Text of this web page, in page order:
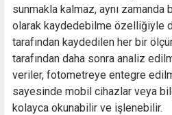
sunmakla kalmaz, aynı zamanda
olarak kaydedebilme özelliğiyle
tarafından kaydedilen her bir
tarafından daha sonra analiz
veriler, fotometreye entegre
sayesinde mobil cihazlar veya
kolayca okunabilir ve işlenebilir.